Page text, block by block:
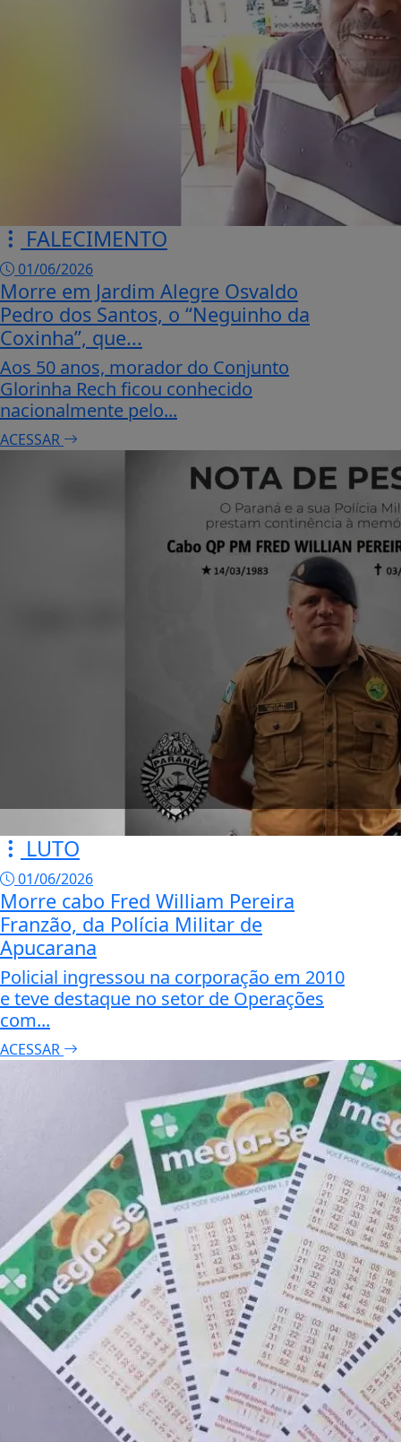
FALECIMENTO
01/06/2026
Morre em Jardim Alegre Osvaldo
Pedro dos Santos, o “Neguinho da
Coxinha”, que...
Aos 50 anos, morador do Conjunto
Glorinha Rech ficou conhecido
nacionalmente pelo...
ACESSAR
LUTO
01/06/2026
Morre cabo Fred William Pereira
Franzão, da Polícia Militar de
Apucarana
Policial ingressou na corporação em 2010
e teve destaque no setor de Operações
com...
ACESSAR